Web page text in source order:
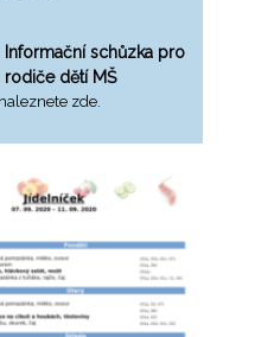
Informační schůzka pro
rodiče dětí MŠ
zde.